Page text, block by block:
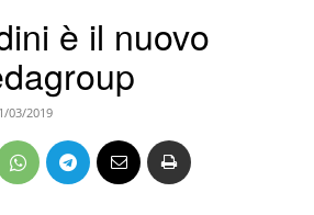
è il nuovo
03/2019